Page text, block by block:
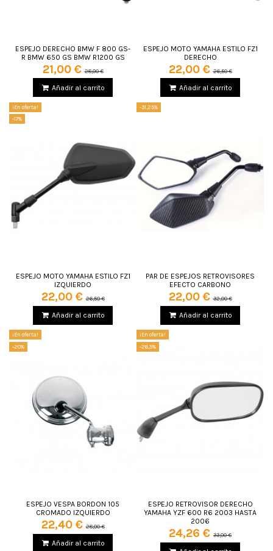
ESPEJO DERECHO BMW F 800 GS-
R BMW 650 GS BMW R1200 GS
21,00 €28,00 €
Añadir al carrito
ESPEJO MOTO YAMAHA ESTILO FZ1
DERECHO
22,00 €26,50 €
Añadir al carrito
¡En oferta!
-17%
ESPEJO MOTO YAMAHA ESTILO FZ1
IZQUIERDO
22,00 €26,50 €
Añadir al carrito
-31,25%
PAR DE ESPEJOS RETROVISORES
EFECTO CARBONO
22,00 €32,00 €
Añadir al carrito
¡En oferta!
-20%
ESPEJO VESPA BORDON 105
CROMADO IZQUIERDO
22,40 €28,00 €
Añadir al carrito
¡En oferta!
-26,5%
ESPEJO RETROVISOR DERECHO
YAMAHA YZF 600 R6 2003 HASTA
2006
24,26 € 33,00 €